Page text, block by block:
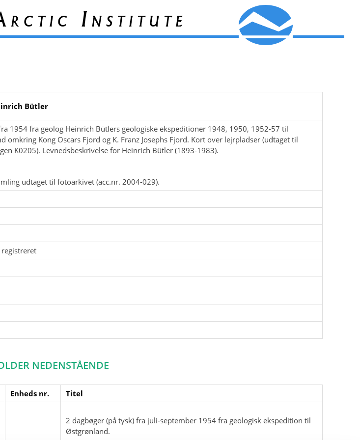
Institute
Bütler
1954 fra geolog Heinrich Bütlers geologiske ekspeditioner 1948, 1950, 1952-57 til
omkring Kong Oscars Fjord og K. Franz Josephs Fjord. Kort over lejrpladser (udtaget til
K0205). Levnedsbeskrivelse for Heinrich Bütler (1893-1983).
udtaget til fotoarkivet (acc.nr. 2004-029).
NEDENSTÅENDE
Enheds nr.
Titel
2 dagbøger (på tysk) fra juli-september 1954 fra geologisk ekspedition til
Østgrønland.